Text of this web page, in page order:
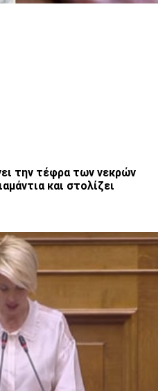
την τέφρα των νεκρών
και στολίζει